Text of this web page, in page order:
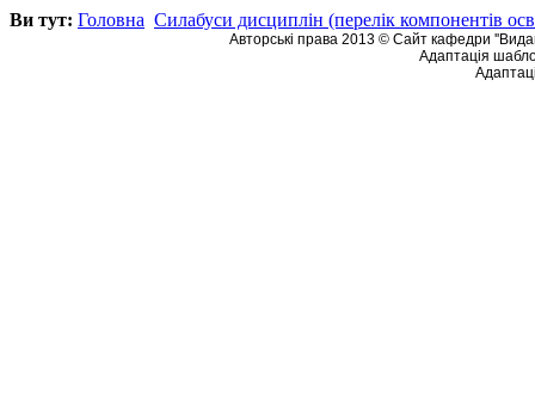
Ви тут: Головна Cилабуси дисциплін (перелік компонентів
Авторські права 2013 © Сайт кафедри
Адаптація